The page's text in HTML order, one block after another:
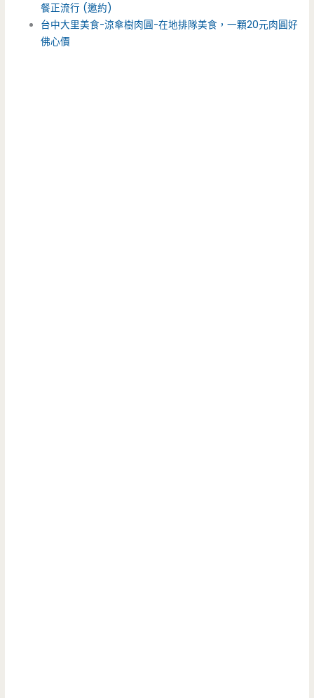
餐正流行 (邀約)
台中大里美食-涼傘樹肉圓-在地排隊美食，一顆20元肉圓好
佛心價